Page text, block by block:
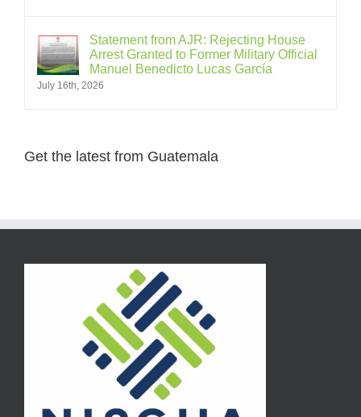
Statement from AJR: Rejecting House
Arrest Granted to Former Military Official
Manuel Benedicto Lucas García
July 16th, 2026
Get the latest from Guatemala